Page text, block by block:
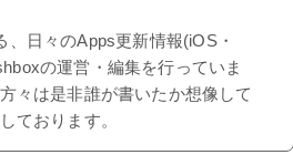
日々のApps更新情報(iOS・
の運営・編集を行っていま
々は是非誰が書いたか想像して
ております。